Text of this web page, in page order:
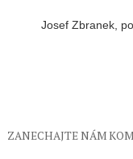
Josef Zbranek,
ZANECHAJTE NÁM